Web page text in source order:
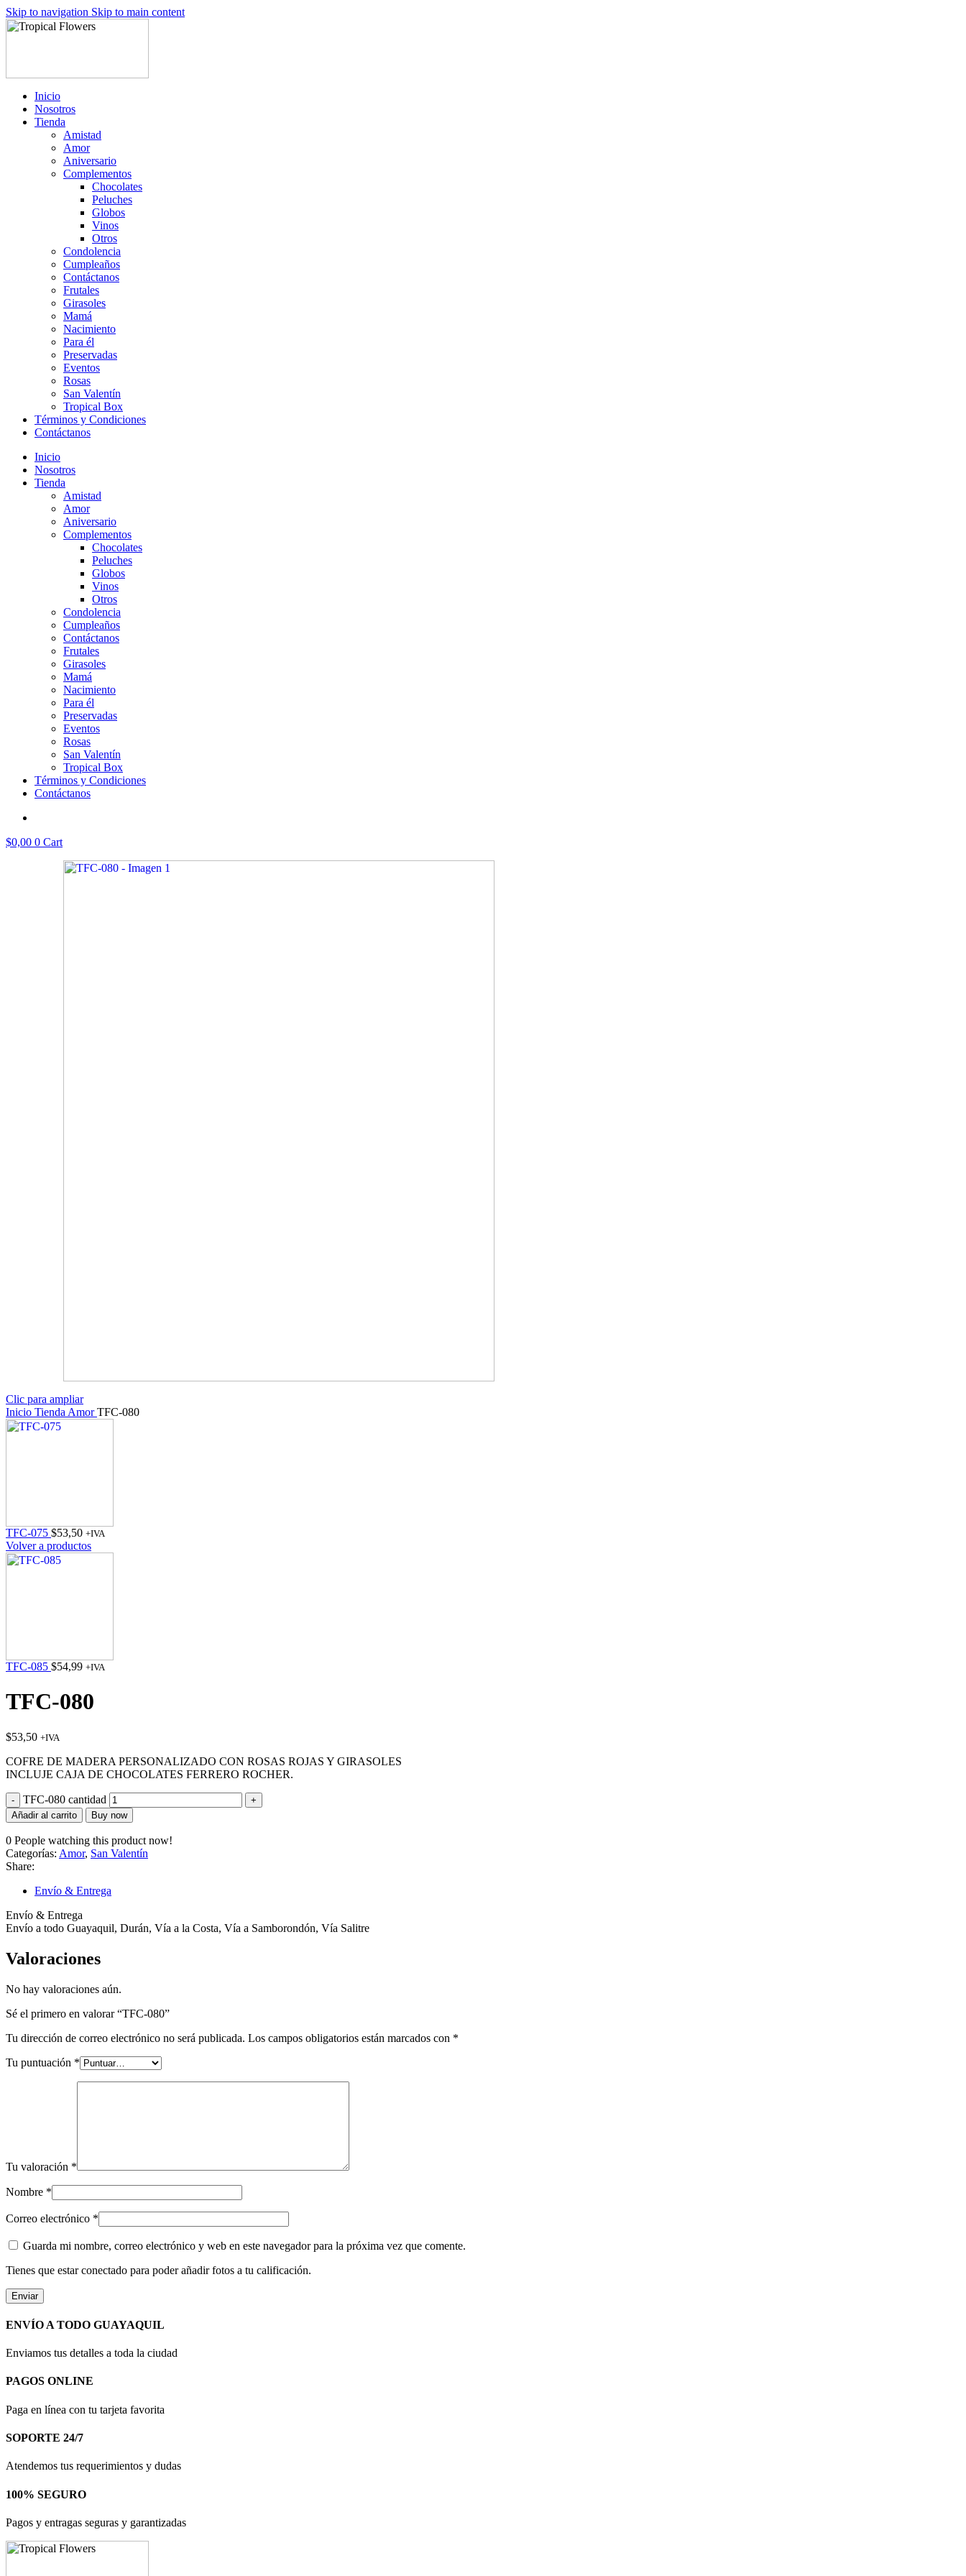
Skip to navigation Skip to main content
Inicio
Nosotros
Tienda
Amistad
Amor
Aniversario
Complementos
Chocolates
Peluches
Globos
Vinos
Otros
Condolencia
Cumpleaños
Contáctanos
Frutales
Girasoles
Mamá
Nacimiento
Para él
Preservadas
Eventos
Rosas
San Valentín
Tropical Box
Términos y Condiciones
Contáctanos
Inicio
Nosotros
Tienda
Amistad
Amor
Aniversario
Complementos
Chocolates
Peluches
Globos
Vinos
Otros
Condolencia
Cumpleaños
Contáctanos
Frutales
Girasoles
Mamá
Nacimiento
Para él
Preservadas
Eventos
Rosas
San Valentín
Tropical Box
Términos y Condiciones
Contáctanos
$0,00 0 Cart
Clic para ampliar
Inicio Tienda AmorTFC-080
TFC-075 $53,50 +IVA
Volver a productos
TFC-085 $54,99 +IVA
TFC-080
$53,50 +IVA
COFRE DE MADERA PERSONALIZADO CON ROSAS ROJAS Y GIRASOLES
INCLUJE CAJA DE CHOCOLATES FERRERO ROCHER.
TFC-080 cantidad
Añadir al carrito Buy now
0 People watching this product now!
Categorías: Amor, San Valentín
Share:
Envío & Entrega
Envío & Entrega
Envío a todo Guayaquil, Durán, Vía a la Costa, Vía a Samborondón, Vía Salitre
Valoraciones
No hay valoraciones aún.
Sé el primero en valorar “TFC-080”
Tu dirección de correo electrónico no será publicada. Los campos obligatorios están marcados con *
Tu puntuación *
Tu valoración *
Nombre *
Correo electrónico *
Guarda mi nombre, correo electrónico y web en este navegador para la próxima vez que comente.
Tienes que estar conectado para poder añadir fotos a tu calificación.
ENVÍO A TODO GUAYAQUIL
Enviamos tus detalles a toda la ciudad
PAGOS ONLINE
Paga en línea con tu tarjeta favorita
SOPORTE 24/7
Atendemos tus requerimientos y dudas
100% SEGURO
Pagos y entragas seguras y garantizadas